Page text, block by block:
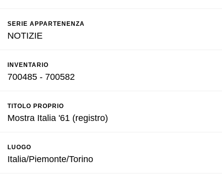
SERIE APPARTENENZA
NOTIZIE
INVENTARIO
700485 - 700582
TITOLO PROPRIO
Mostra Italia '61 (registro)
LUOGO
Italia/Piemonte/Torino